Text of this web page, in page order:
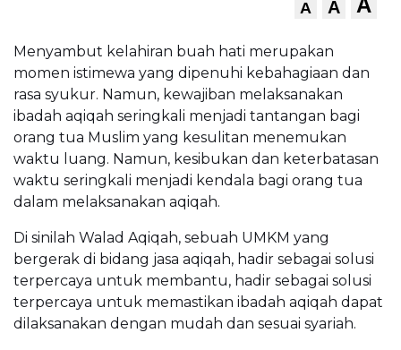
A A A
Menyambut kelahiran buah hati merupakan
momen istimewa yang dipenuhi kebahagiaan dan
rasa syukur. Namun, kewajiban melaksanakan
ibadah aqiqah seringkali menjadi tantangan bagi
orang tua Muslim yang kesulitan menemukan
waktu luang. Namun, kesibukan dan keterbatasan
waktu seringkali menjadi kendala bagi orang tua
dalam melaksanakan aqiqah.
Di sinilah Walad Aqiqah, sebuah UMKM yang
bergerak di bidang jasa aqiqah, hadir sebagai solusi
terpercaya untuk membantu, hadir sebagai solusi
terpercaya untuk memastikan ibadah aqiqah dapat
dilaksanakan dengan mudah dan sesuai syariah.